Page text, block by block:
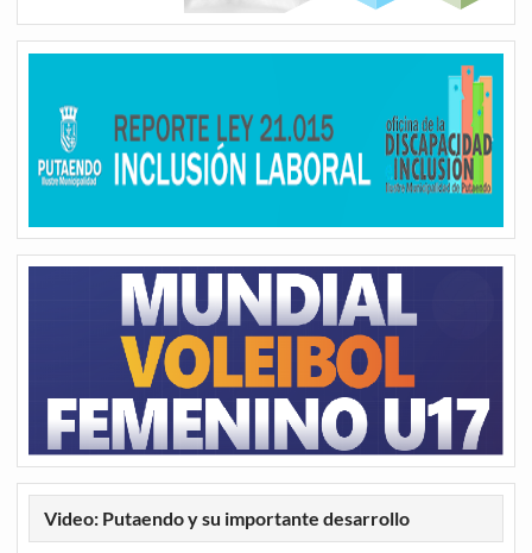
Video: Putaendo y su importante desarrollo